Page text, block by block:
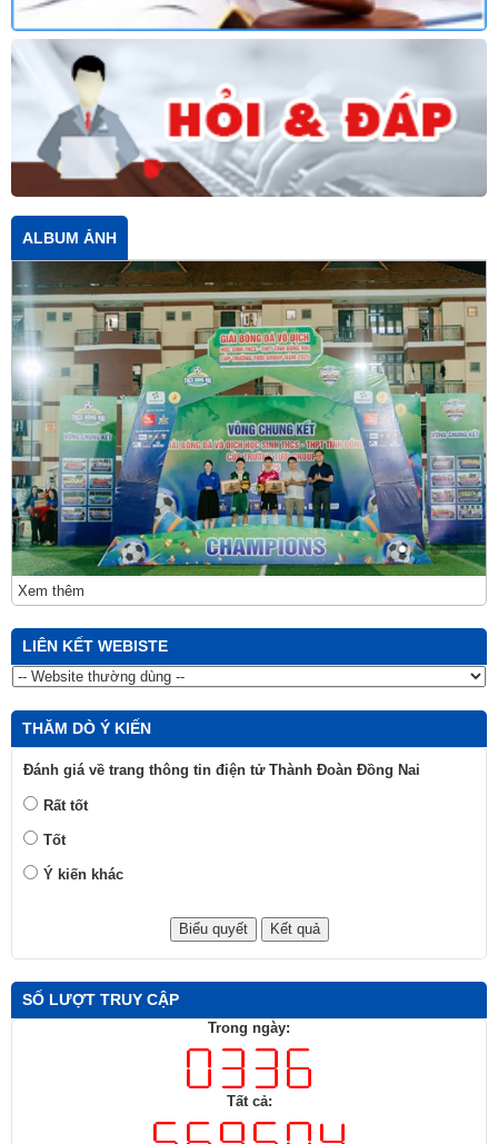
ALBUM ẢNH
Xem thêm
LIÊN KẾT WEBISTE
THĂM DÒ Ý KIẾN
Đánh giá về trang thông tin điện tử Thành Đoàn Đồng Nai
Rất tốt
Tốt
Ý kiến khác
SỐ LƯỢT TRUY CẬP
Trong ngày:
Tất cả: